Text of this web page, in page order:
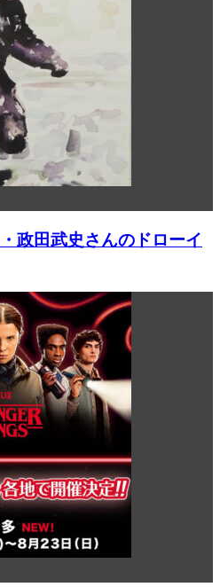
政田武史さんのドローイ